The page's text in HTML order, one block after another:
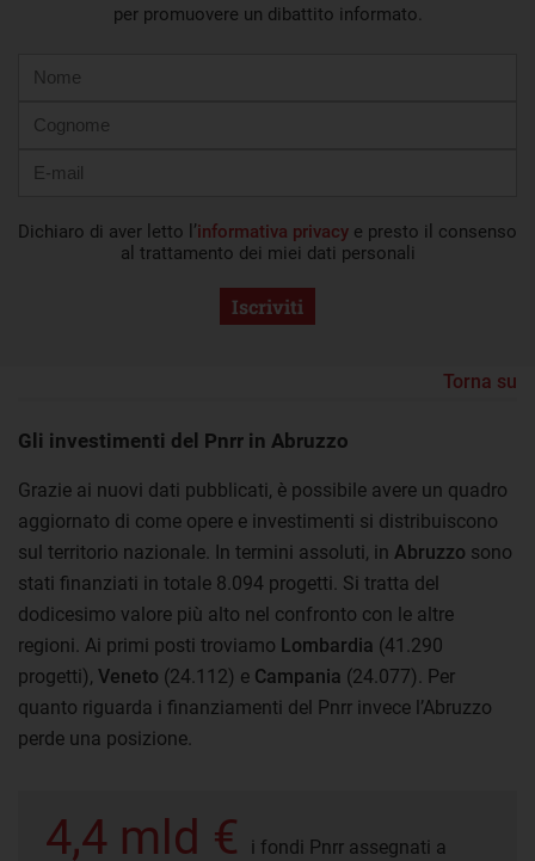
per promuovere un dibattito informato.
mail
Dichiaro di aver letto l’informativa privacy e presto il consenso
al trattamento dei miei dati personali
Iscriviti
Torna su
Gli investimenti del Pnrr in Abruzzo
Grazie ai nuovi dati pubblicati, è possibile avere un quadro
aggiornato di come opere e investimenti si distribuiscono
sul territorio nazionale. In termini assoluti, in Abruzzo sono
stati finanziati in totale 8.094 progetti. Si tratta del
dodicesimo valore più alto nel confronto con le altre
regioni. Ai primi posti troviamo Lombardia (41.290
progetti), Veneto (24.112) e Campania (24.077). Per
quanto riguarda i finanziamenti del Pnrr invece l’Abruzzo
perde una posizione.
4,4 mld € i fondi Pnrr assegnati a